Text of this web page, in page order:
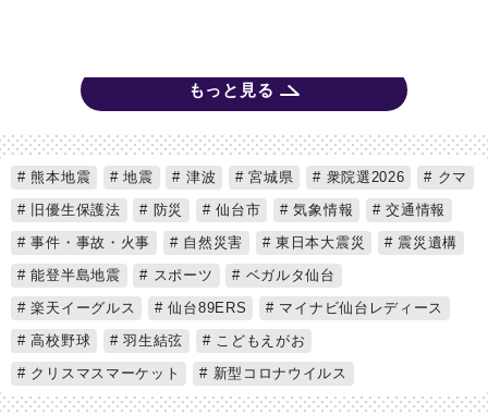
もっと見る
熊本地震 地震 津波 宮城県 衆院選2026
クマ
旧優生保護法
防災 仙台市 気象情報
交通情報
事件・事故・火事
自然災害 東日本大震災
震災遺構
能登半島地震
スポーツ
ベガルタ仙台
楽天イーグルス
仙台89ERS
マイナビ仙台レディース
高校野球
羽生結弦
こどもえがお
クリスマスマーケット
新型コロナウイルス